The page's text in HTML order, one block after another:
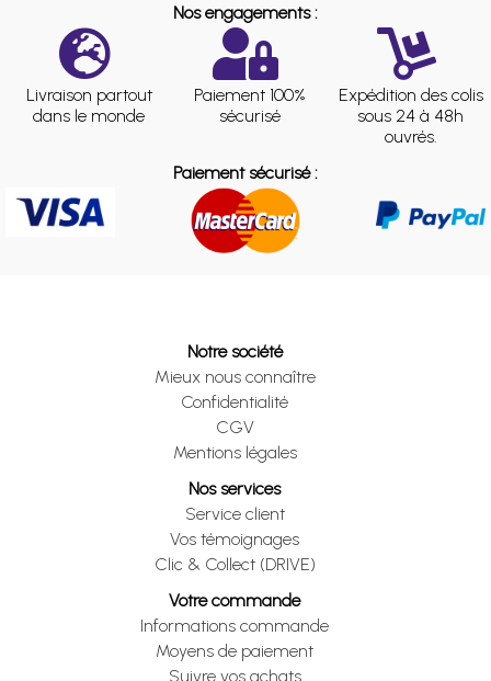
Nos engagements :
Livraison partout
dans le monde
Paiement 100%
sécurisé
Expédition des colis
sous 24 à 48h
ouvrés.
Paiement sécurisé :
Notre société
Mieux nous connaître
Confidentialité
CGV
Mentions légales
Nos services
Service client
Vos témoignages
Clic & Collect (DRIVE)
Votre commande
Informations commande
Moyens de paiement
Suivre vos achats